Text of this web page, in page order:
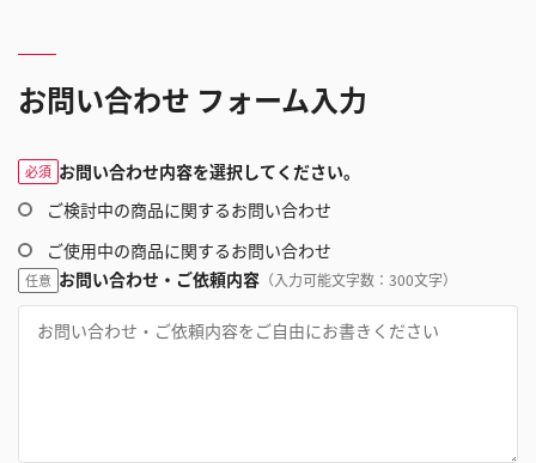
お問い合わせ フォーム入力
必須 お問い合わせ内容を選択してください。
ご検討中の商品に関するお問い合わせ
ご使用中の商品に関するお問い合わせ
任意 お問い合わせ・ご依頼内容 （入力可能文字数：300文字）